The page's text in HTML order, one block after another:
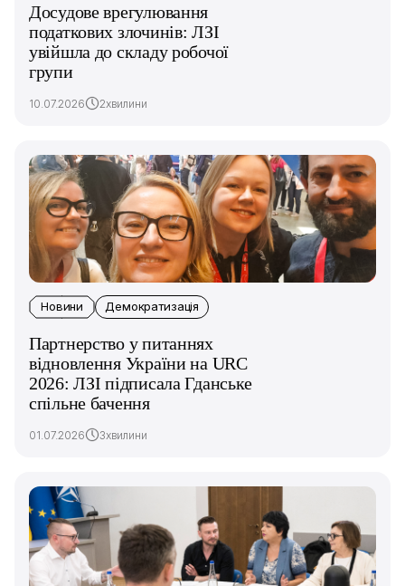
Досудове врегулювання
податкових злочинів: ЛЗІ
увійшла до складу робочої
групи
10.07.2026 2хвилини
Новини Демократизація
Партнерство у питаннях
відновлення України на URC
2026: ЛЗІ підписала Гданське
спільне бачення
01.07.2026 3хвилини